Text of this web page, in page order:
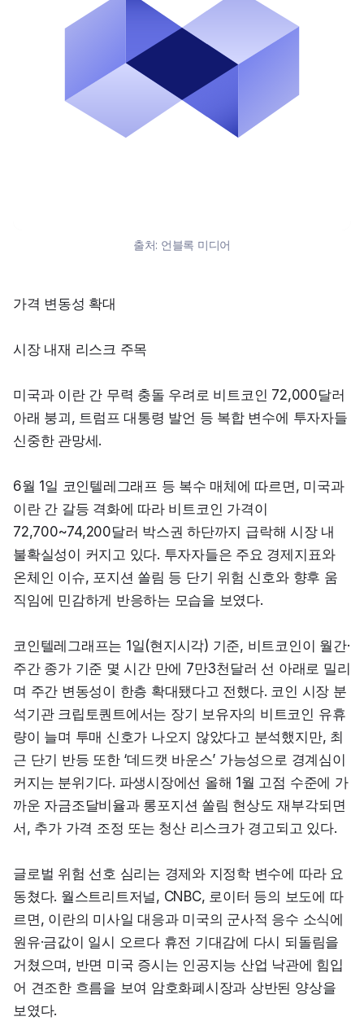
출처: 언블록 미디어
가격 변동성 확대
시장 내재 리스크 주목
미국과 이란 간 무력 충돌 우려로 비트코인 72,000달러
아래 붕괴, 트럼프 대통령 발언 등 복합 변수에 투자자들
신중한 관망세.
6월 1일 코인텔레그래프 등 복수 매체에 따르면, 미국과
이란 간 갈등 격화에 따라 비트코인 가격이
72,700~74,200달러 박스권 하단까지 급락해 시장 내
불확실성이 커지고 있다. 투자자들은 주요 경제지표와
온체인 이슈, 포지션 쏠림 등 단기 위험 신호와 향후 움
직임에 민감하게 반응하는 모습을 보였다.
코인텔레그래프는 1일(현지시각) 기준, 비트코인이 월간·
주간 종가 기준 몇 시간 만에 7만3천달러 선 아래로 밀리
며 주간 변동성이 한층 확대됐다고 전했다. 코인 시장 분
석기관 크립토퀀트에서는 장기 보유자의 비트코인 유휴
량이 늘며 투매 신호가 나오지 않았다고 분석했지만, 최
근 단기 반등 또한 ‘데드캣 바운스’ 가능성으로 경계심이
커지는 분위기다. 파생시장에선 올해 1월 고점 수준에 가
까운 자금조달비율과 롱포지션 쏠림 현상도 재부각되면
서, 추가 가격 조정 또는 청산 리스크가 경고되고 있다.
글로벌 위험 선호 심리는 경제와 지정학 변수에 따라 요
동쳤다. 월스트리트저널, CNBC, 로이터 등의 보도에 따
르면, 이란의 미사일 대응과 미국의 군사적 응수 소식에
원유·금값이 일시 오르다 휴전 기대감에 다시 되돌림을
거쳤으며, 반면 미국 증시는 인공지능 산업 낙관에 힘입
어 견조한 흐름을 보여 암호화폐시장과 상반된 양상을
보였다.